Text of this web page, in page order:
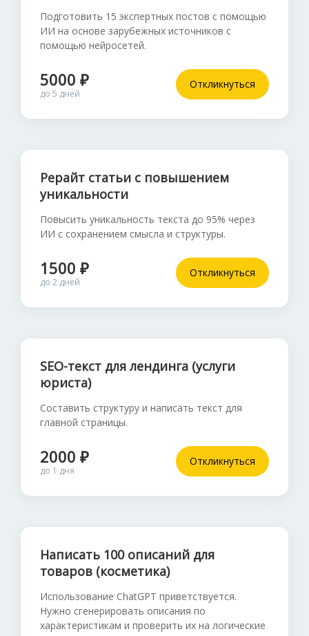
Подготовить 15 экспертных постов с помощью
ИИ на основе зарубежных источников с
помощью нейросетей.
5000 ₽
до 5 дней
Откликнуться
Рерайт статьи с повышением
уникальности
Повысить уникальность текста до 95% через
ИИ с сохранением смысла и структуры.
1500 ₽
до 2 дней
Откликнуться
SEO-текст для лендинга (услуги
юриста)
Составить структуру и написать текст для
главной страницы.
2000 ₽
до 1 дня
Откликнуться
Написать 100 описаний для
товаров (косметика)
Использование ChatGPT приветствуется.
Нужно сгенерировать описания по
характеристикам и проверить их на логические